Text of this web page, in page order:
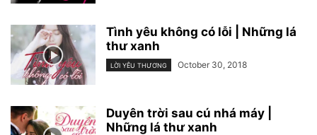
Tình yêu không có lỗi | Những lá
thư xanh
LỜI YÊU THƯƠNG October 30, 2018
Duyên trời sau cú nhá máy |
Những lá thư xanh